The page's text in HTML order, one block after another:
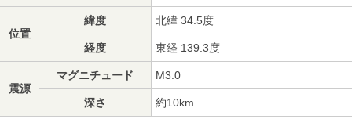
位置
緯度 北緯 34.5度
経度 東経 139.3度
震源
マグニチュード M3.0
深さ 約10km